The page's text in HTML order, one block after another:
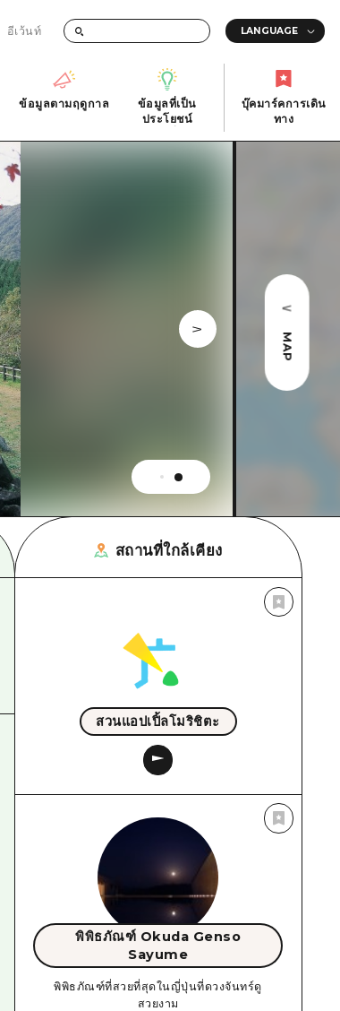
อีเว้นท์
ข้อมูลตามฤดูกาล
ข้อมูลที่เป็น
ประโยชน์
บุ๊คมาร์คการเดิน
ทาง
MAP
สถานที่ใกล้เคียง
สวนแอปเปิ้ลโมริชิตะ
พิพิธภัณฑ์ Okuda Genso
Sayume
พิพิธภัณฑ์ที่สวยที่สุดในญี่ปุ่นที่ดวงจันทร์ดู
สวยงาม